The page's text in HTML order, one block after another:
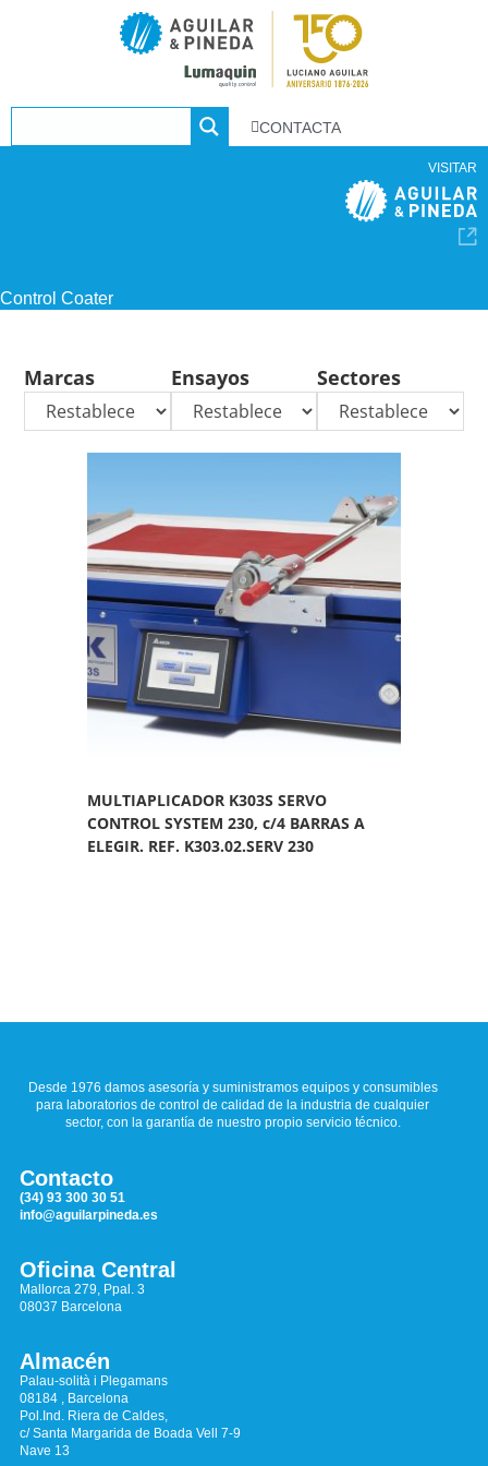
CONTACTA
VISITAR
Control Coater
Marcas Ensayos Sectores
MULTIAPLICADOR K303S SERVO
CONTROL SYSTEM 230, c/4 BARRAS A
ELEGIR. REF. K303.02.SERV 230
Desde 1976 damos asesoría y suministramos equipos y consumibles
para laboratorios de control de calidad de la industria de cualquier
sector, con la garantía de nuestro propio servicio técnico.
Contacto
(34) 93 300 30 51
info@aguilarpineda.es
Oficina Central
Mallorca 279, Ppal. 3
08037 Barcelona
Almacén
Palau-solità i Plegamans
08184 , Barcelona
Pol.Ind. Riera de Caldes,
c/ Santa Margarida de Boada Vell 7-9
Nave 13